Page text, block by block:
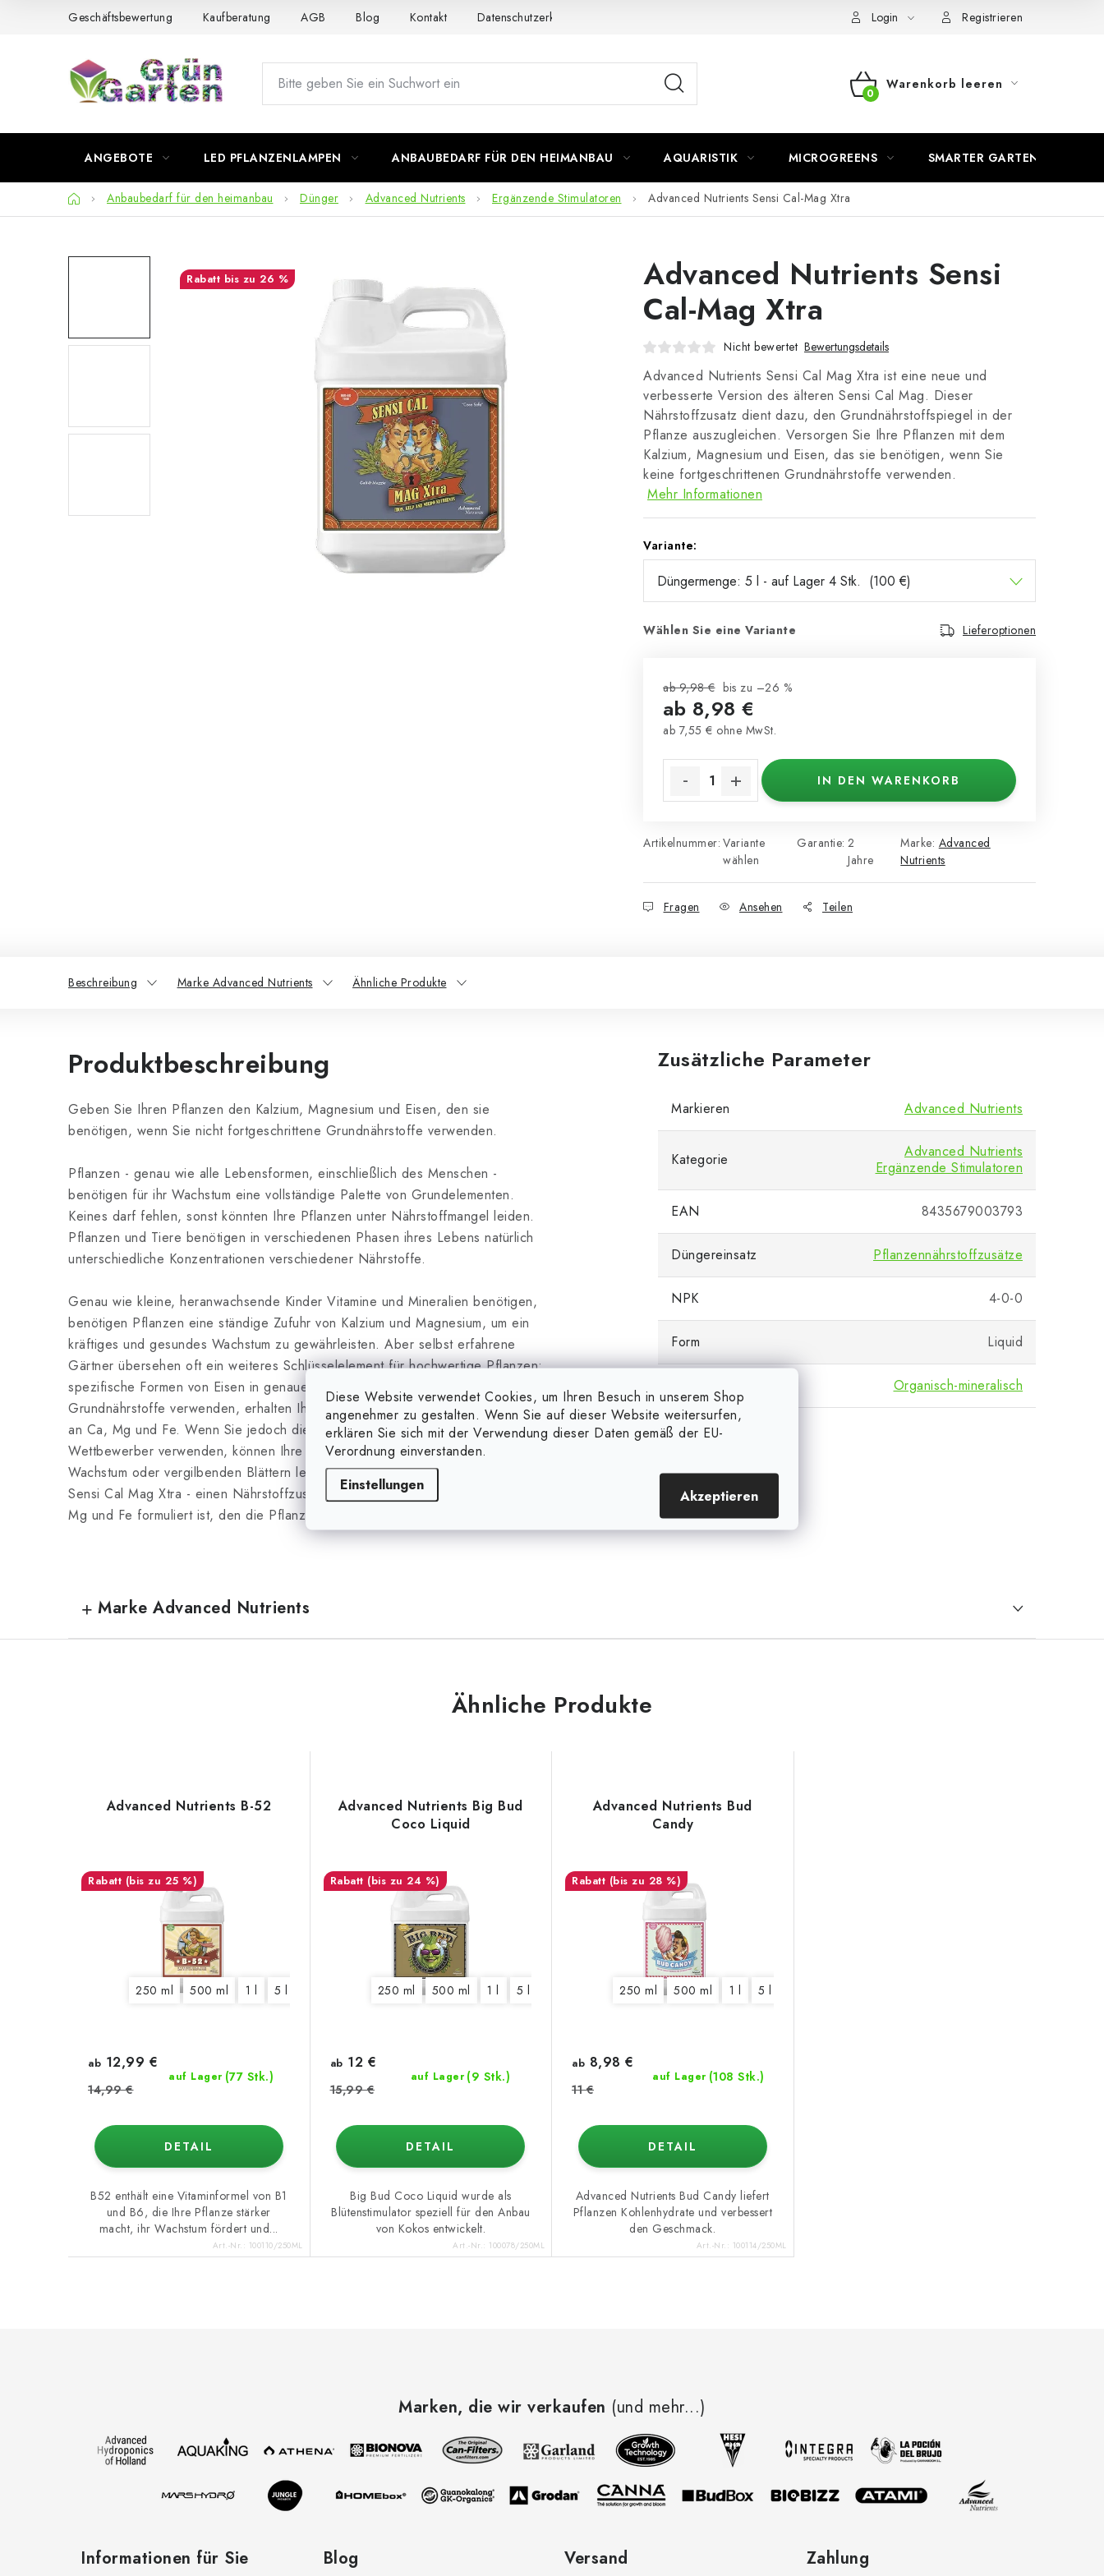
Diese Website verwendet Cookies, um Ihren Besuch in unserem Shop
angenehmer zu gestalten. Wenn Sie auf dieser Website weitersurfen,
erklären Sie sich mit der Verwendung dieser Daten gemäß der EU-
Verordnung einverstanden.
Einstellungen
Akzeptieren
Geschäftsbewertung Kaufberatung AGB Blog Kontakt Datenschutzerklärung Login Registrieren
WARENKORB
Warenkorb leeren
ANGEBOTE LED PFLANZENLAMPEN ANBAUBEDARF FÜR DEN HEIMANBAU AQUARISTIK MICROGREENS SMARTER GARTEN
StartseiteAnbaubedarf für den heimanbau Dünger Advanced Nutrients Ergänzende Stimulatoren Advanced Nutrients Sensi Cal-Mag Xtra
Advanced Nutrients Sensi
Cal-Mag Xtra
Nicht bewertet Bewertungsdetails
Advanced Nutrients Sensi Cal Mag Xtra ist eine neue und
verbesserte Version des älteren Sensi Cal Mag. Dieser
Nährstoffzusatz dient dazu, den Grundnährstoffspiegel in der
Pflanze auszugleichen. Versorgen Sie Ihre Pflanzen mit dem
Kalzium, Magnesium und Eisen, das sie benötigen, wenn Sie
keine fortgeschrittenen Grundnährstoffe verwenden.
Mehr Informationen
Variante:
Wählen Sie eine Variante Lieferoptionen
ab 9,98 € bis zu –26 %
ab 8,98 €
ab 7,55 € ohne MwSt.
IN DEN WARENKORB
Artikelnummer: Variante
wählen
Marke: Advanced
Nutrients
Garantie: 2
Jahre
Fragen Ansehen Teilen
bis zu 26 %
Beschreibung Marke Advanced Nutrients Ähnliche Produkte
Produktbeschreibung
Geben Sie Ihren Pflanzen den Kalzium, Magnesium und Eisen, den sie
benötigen, wenn Sie nicht fortgeschrittene Grundnährstoffe verwenden.
Pflanzen - genau wie alle Lebensformen, einschließlich des Menschen -
benötigen für ihr Wachstum eine vollständige Palette von Grundelementen.
Keines darf fehlen, sonst könnten Ihre Pflanzen unter Nährstoffmangel leiden.
Pflanzen und Tiere benötigen in verschiedenen Phasen ihres Lebens natürlich
unterschiedliche Konzentrationen verschiedener Nährstoffe.
Genau wie kleine, heranwachsende Kinder Vitamine und Mineralien benötigen,
benötigen Pflanzen eine ständige Zufuhr von Kalzium und Magnesium, um ein
kräftiges und gesundes Wachstum zu gewährleisten. Aber selbst erfahrene
Gärtner übersehen oft ein weiteres Schlüsselelement für hochwertige Pflanzen:
spezifische Formen von Eisen in genauen Verhältnissen. Wenn Sie unsere
Grundnährstoffe verwenden, erhalten Ihre Pflanzen bereits die richtige Menge
an Ca, Mg und Fe. Wenn Sie jedoch die Grundnährstoffe unserer
Wettbewerber verwenden, können Ihre Pflanzen unter verlangsamtem
Wachstum oder vergilbenden Blättern leiden. In diesem Fall verwenden Sie
Sensi Cal Mag Xtra - einen Nährstoffzusatz, der mit einem Verhältnis von Ca,
Mg und Fe formuliert ist, den die Pflanzen benötigen.
Zusätzliche Parameter
Markieren Advanced Nutrients
Kategorie
Advanced Nutrients
Ergänzende Stimulatoren
EAN 8435679003793
Düngereinsatz Pflanzennährstoffzusätze
NPK 4-0-0
Form Liquid
Düngertyp Organisch-mineralisch
Marke Advanced Nutrients
Ähnliche Produkte
Advanced Nutrients B-52
(bis zu 25 %)
250 ml 500 ml 1 l 5 l
auf Lager (77 Stk.)
ab 12,99 €
14,99 €
DETAIL
B52 enthält eine Vitaminformel von B1
und B6, die Ihre Pflanze stärker
macht, ihr Wachstum fördert und...
Art.-Nr.: 100110/250ML
Advanced Nutrients Big Bud
Coco Liquid
(bis zu 24 %)
250 ml 500 ml 1 l 5 l
auf Lager (9 Stk.)
ab 12 €
15,99 €
DETAIL
Big Bud Coco Liquid wurde als
Blütenstimulator speziell für den Anbau
von Kokos entwickelt.
Art.-Nr.: 100078/250ML
Advanced Nutrients Bud
Candy
(bis zu 28 %)
250 ml 500 ml 1 l 5 l
auf Lager (108 Stk.)
ab 8,98 €
11 €
DETAIL
Advanced Nutrients Bud Candy liefert
Pflanzen Kohlenhydrate und verbessert
den Geschmack.
Art.-Nr.: 100114/250ML
Marken, die wir verkaufen (und mehr...)
Informationen für Sie Blog Versand Zahlung